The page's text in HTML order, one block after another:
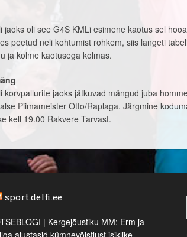
jaoks oli see G4S KMLi esimene kaotus sel
peetud neli kohtumist rohkem, siis langeti
ja kolme kaotusega kolmas.
korvpallurite jaoks jätkuvad mängud juba
Piimameister Otto/Raplaga. Järgmine
kell 19.00 Rakvere Tarvast.
sport.delfi.ee
| Kergejõustiku MM: Erm ja
alustasid kümnevõistlust isiklike